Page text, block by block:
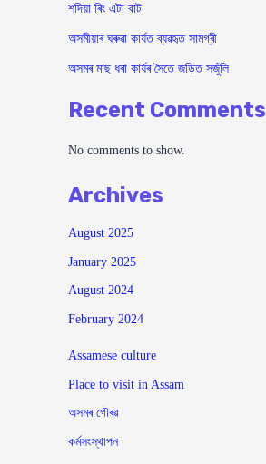
শদিয়া ৰিং এটা বাট
অসমীয়াৰ ঘৰুৱা কাৰ্যত ব্যৱহৃত সামগ্ৰী
অসমৰ মাছ ধৰা কাৰ্যৰ সৈতে জড়িত সজুঁলি
Recent Comments
No comments to show.
Archives
August 2025
January 2025
August 2024
February 2024
Assamese culture
Place to visit in Assam
অসমৰ গৌৰৱ
কৰ্মসংস্থাপন